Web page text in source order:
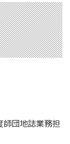
師団地誌業務担